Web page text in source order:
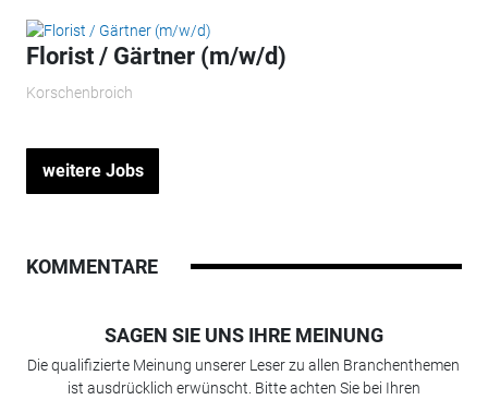
Florist / Gärtner (m/w/d)
Korschenbroich
weitere Jobs
KOMMENTARE
SAGEN SIE UNS IHRE MEINUNG
Die qualifizierte Meinung unserer Leser zu allen Branchenthemen
ist ausdrücklich erwünscht. Bitte achten Sie bei Ihren